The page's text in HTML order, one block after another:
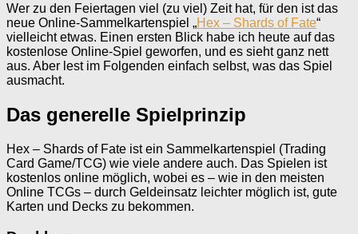
Wer zu den Feiertagen viel (zu viel) Zeit hat, für den ist das
neue Online-Sammelkartenspiel „Hex – Shards of Fate“
vielleicht etwas. Einen ersten Blick habe ich heute auf das
kostenlose Online-Spiel geworfen, und es sieht ganz nett
aus. Aber lest im Folgenden einfach selbst, was das Spiel
ausmacht.
Das generelle Spielprinzip
Hex – Shards of Fate ist ein Sammelkartenspiel (Trading
Card Game/TCG) wie viele andere auch. Das Spielen ist
kostenlos online möglich, wobei es – wie in den meisten
Online TCGs – durch Geldeinsatz leichter möglich ist, gute
Karten und Decks zu bekommen.